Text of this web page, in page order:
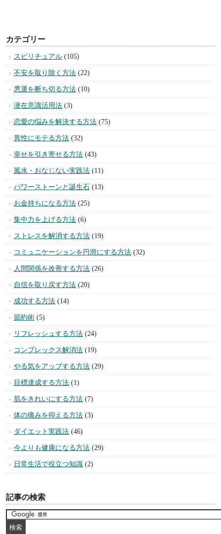
カテゴリー
スピリチュアル(105)
不安を取り除く方法(22)
悪運を断ち切る方法(10)
潜在意識活用法(3)
恋愛の悩みを解決する方法(75)
異性にモテる方法(32)
幸せを引き寄せる方法(43)
風水・おなじない実践法(11)
パワーストーンと誕生石(13)
お金持ちになる方法(25)
集中力を上げる方法(6)
ストレスを解消する方法(19)
コミュニケーションを円滑にする方法(32)
自信を取り戻す方法(20)
成功する方法(14)